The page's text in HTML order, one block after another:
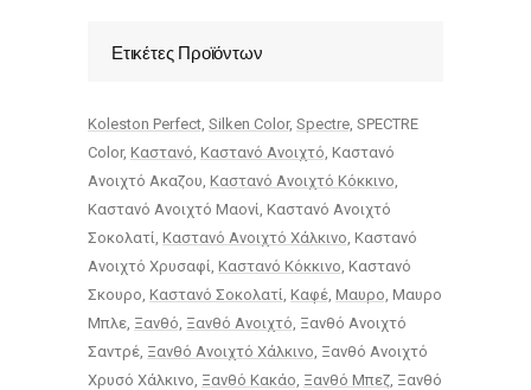
Ετικέτες Προϊόντων
Koleston Perfect Silken Color Spectre SPECTRE
Color Καστανό Καστανό Ανοιχτό Καστανό
Ανοιχτό Ακαζου Καστανό Ανοιχτό Κόκκινο
Καστανό Ανοιχτό Μαονί Καστανό Ανοιχτό
Σοκολατί Καστανό Ανοιχτό Χάλκινο Καστανό
Ανοιχτό Χρυσαφί Καστανό Κόκκινο Καστανό
Σκουρο Καστανό Σοκολατί Καφέ Μαυρο Μαυρο
Μπλε Ξανθό Ξανθό Ανοιχτό Ξανθό Ανοιχτό
Σαντρέ Ξανθό Ανοιχτό Χάλκινο Ξανθό Ανοιχτό
Χρυσό Χάλκινο Ξανθό Κακάο Ξανθό Μπεζ Ξανθό